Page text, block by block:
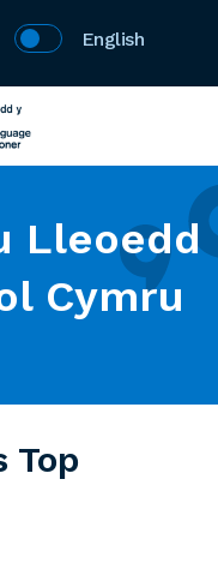
English
Lleoedd
Cymru
Top